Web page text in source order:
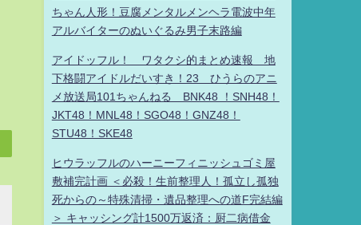
ちゃん人形！豆腐メンタルメンヘラ電波中年
アルバイターのぬいぐるみ男子末路編
アイドッフル！ ワタクシ的まとめ速報 地
下格闘アイドルだいすき！23 ひうらのアニ
メ放送局101ちゃんねる BNK48 ！SNH48！
JKT48！MNL48！SGO48！GNZ48！
STU48！SKE48
ヒウラッフルのハーニーフィニッシュゴミ屋
敷補完計画 ＜必殺！生前整理人！孤立し孤独
死からの～特殊清掃・遺品整理への道F完結編
＞ キャッシング計1500万返済：厨二病借金